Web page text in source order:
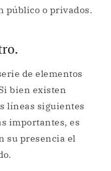
público o privados.
de elementos
bien existen
líneas siguientes
importantes, es
su presencia el